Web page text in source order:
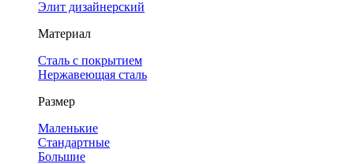
Элит дизайнерский
Материал
Сталь с покрытием
Нержавеющая сталь
Размер
Маленькие
Стандартные
Большие